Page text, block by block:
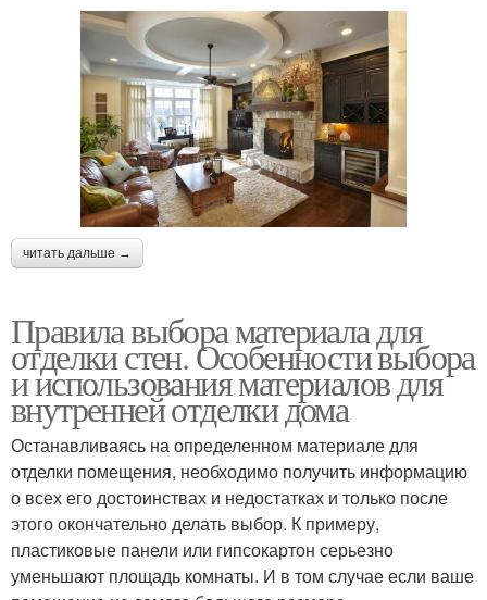
читать дальше →
Правила выбора материала для
отделки стен. Особенности выбора
и использования материалов для
внутренней отделки дома
Останавливаясь на определенном материале для
отделки помещения, необходимо получить информацию
о всех его достоинствах и недостатках и только после
этого окончательно делать выбор. К примеру,
пластиковые панели или гипсокартон серьезно
уменьшают площадь комнаты. И в том случае если ваше